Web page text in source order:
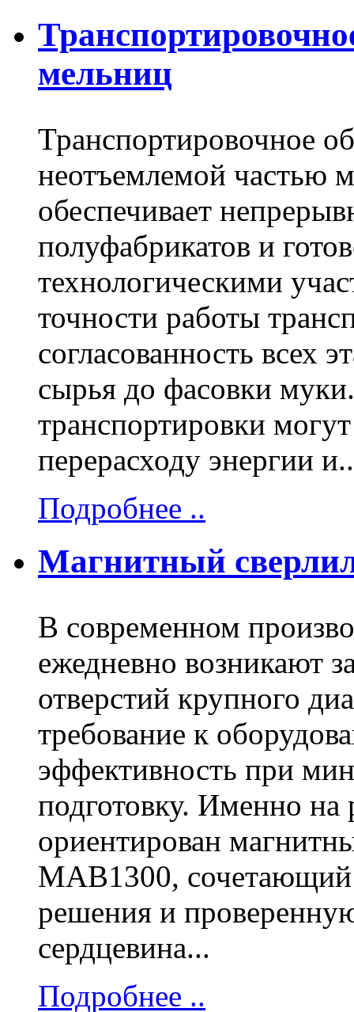
мельниц
Транспортировочное
неотъемлемой частью
обеспечивает
полуфабрикатов и
технологическими
точности работы
согласованность всех
сырья до фасовки
транспортировки
перерасходу энергии
Подробнее ..
Магнитный
В современном
ежедневно возникают
отверстий крупного
требование к
эффективность при
подготовку. Именно на
ориентирован
MAB1300, сочетающий
решения и
сердцевина...
Подробнее ..